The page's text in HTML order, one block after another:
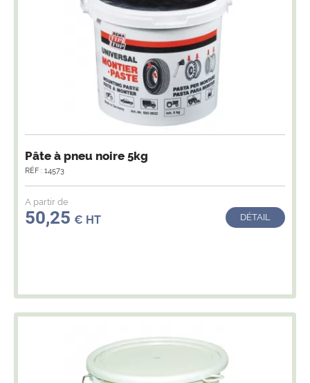
Pâte à pneu noire 5kg
RÉF : 14573
A partir de
50,25 € HT DÉTAIL